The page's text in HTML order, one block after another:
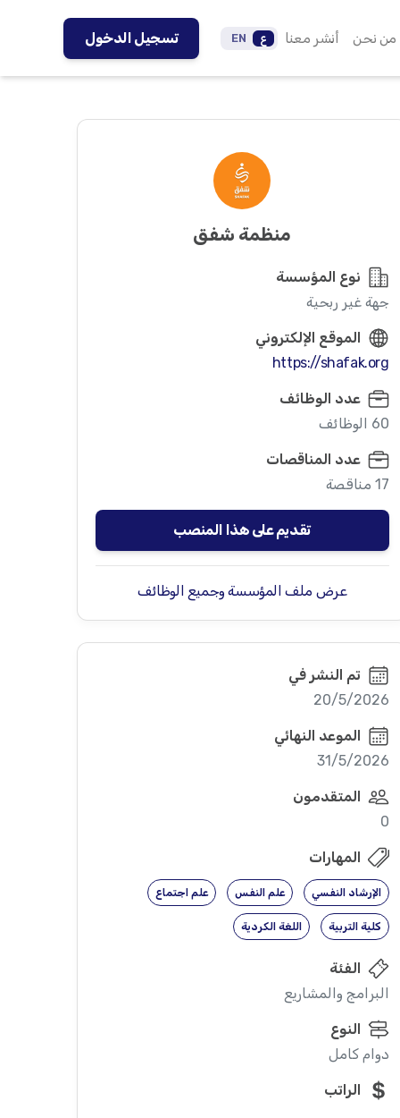
من نحن أنشر معنا ع EN تسجيل الدخول
منظمة شفق
نوع المؤسسة
جهة غير ربحية
الموقع الإلكتروني
https://shafak.org
عدد الوظائف
60 الوظائف
عدد المناقصات
17 مناقصة
تقديم على هذا المنصب
عرض ملف المؤسسة وجميع الوظائف
تم النشر في
20/5/2026
الموعد النهائي
31/5/2026
المتقدمون
0
المهارات
الإرشاد النفسي علم النفس علم اجتماع
كلية التربية اللغة الكردية
الفئة
البرامج والمشاريع
النوع
دوام كامل
الراتب